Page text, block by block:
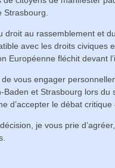
droit au rassemblement et
avec les droits civiques
Européenne fléchit devant
vous engager
et Strasbourg lors du
d’accepter le débat
je vous prie